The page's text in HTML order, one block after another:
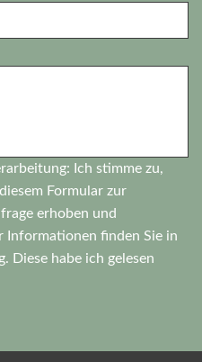
Ich stimme zu,
Formular zur
erhoben und
finden Sie in
Diese habe ich gelesen